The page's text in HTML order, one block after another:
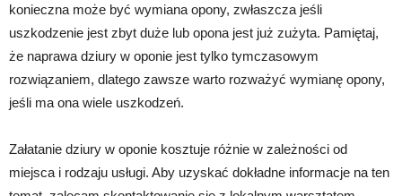
konieczna może być wymiana opony, zwłaszcza jeśli
uszkodzenie jest zbyt duże lub opona jest już zużyta. Pamiętaj,
że naprawa dziury w oponie jest tylko tymczasowym
rozwiązaniem, dlatego zawsze warto rozważyć wymianę opony,
jeśli ma ona wiele uszkodzeń.
Załatanie dziury w oponie kosztuje różnie w zależności od
miejsca i rodzaju usługi. Aby uzyskać dokładne informacje na ten